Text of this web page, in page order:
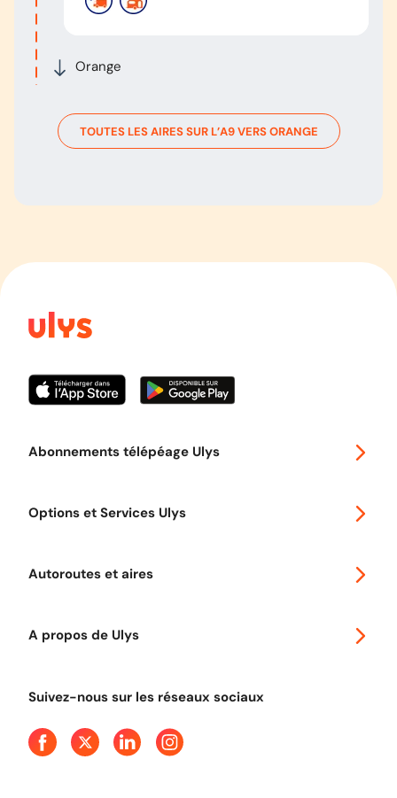
Orange
TOUTES LES AIRES SUR L’A9VERSORANGE
Abonnements télépéage Ulys
Options et Services Ulys
Autoroutes et aires
A propos de Ulys
Presse
Suivez-nous sur les réseaux sociaux